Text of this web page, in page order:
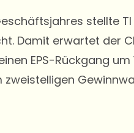
stellte
Damit erwartet
EPS-Rückgang